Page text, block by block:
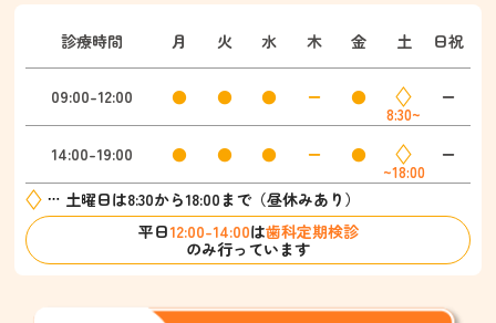
診療時間 月 火 水 木 金 土 日祝
09:00-12:00 ● ● ● ー ●
8:30~
ー
14:00-19:00 ● ● ● ー ●
~18:00
ー
土曜日は8:30から18:00まで（昼休みあり）
平日12:00-14:00は歯科定期検診
のみ行っています